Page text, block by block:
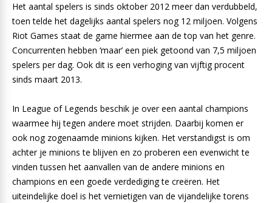
Het aantal spelers is sinds oktober 2012 meer dan verdubbeld,
toen telde het dagelijks aantal spelers nog 12 miljoen. Volgens
Riot Games staat de game hiermee aan de top van het genre.
Concurrenten hebben ‘maar’ een piek getoond van 7,5 miljoen
spelers per dag. Ook dit is een verhoging van vijftig procent
sinds maart 2013.
In League of Legends beschik je over een aantal champions
waarmee hij tegen andere moet strijden. Daarbij komen er
ook nog zogenaamde minions kijken. Het verstandigst is om
achter je minions te blijven en zo proberen een evenwicht te
vinden tussen het aanvallen van de andere minions en
champions en een goede verdediging te creëren. Het
uiteindelijke doel is het vernietigen van de vijandelijke torens